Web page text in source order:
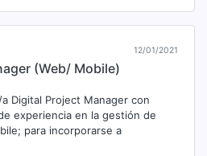
12/01/2021
(Web/ Mobile)
Digital Project Manager con
experiencia en la gestión de
para incorporarse a